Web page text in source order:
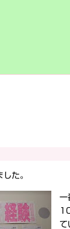
た。
一
て